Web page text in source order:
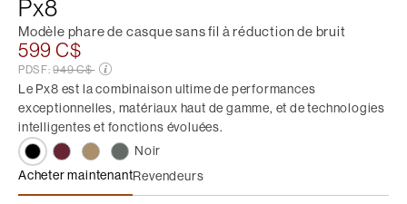
Px8
Modèle phare de casque sans fil à réduction de bruit
599 C$
PDSF: Prix soldé de
949 C$
Le Px8 est la combinaison ultime de performances
exceptionnelles, matériaux haut de gamme, et de technologies
intelligentes et fonctions évoluées.
Noir
Acheter maintenant
Px8
Revendeurs